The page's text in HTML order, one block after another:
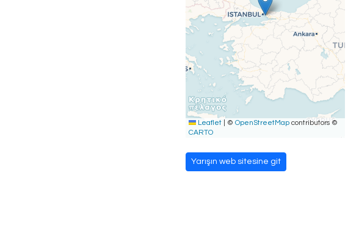
Leaflet © OpenStreetMap contributors ©
CARTO
Yarışın web sitesine git